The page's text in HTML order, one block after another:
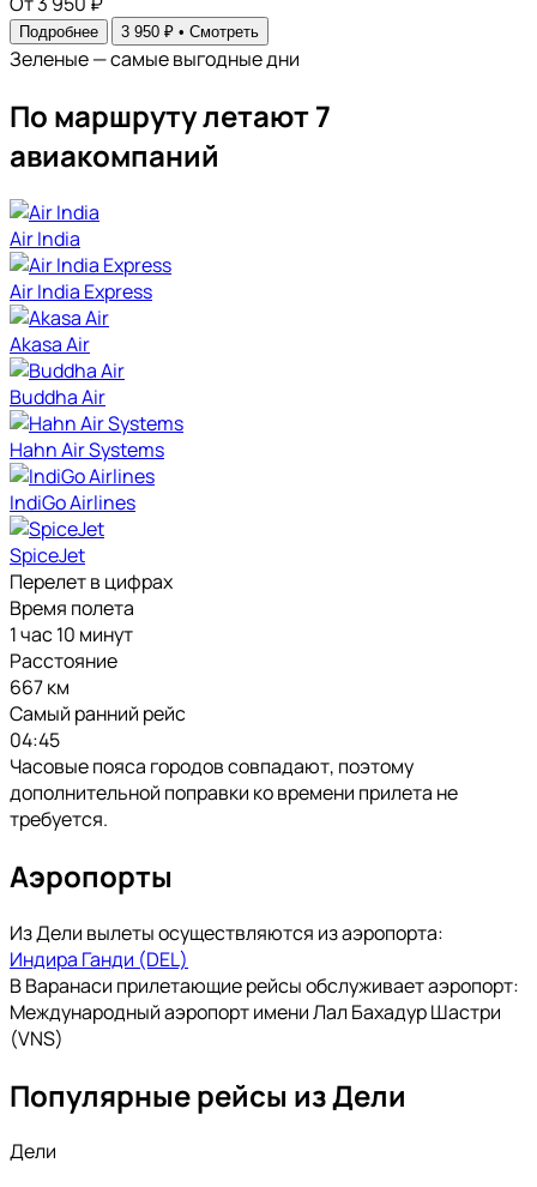
Подробнее 3 950 ₽ • Смотреть
Зеленые — самые выгодные дни
По маршруту летают 7
авиакомпаний
Air India
Air India Express
Akasa Air
Buddha Air
Hahn Air Systems
IndiGo Airlines
SpiceJet
Перелет в цифрах
Время полета
1 час 10 минут
Расстояние
667 км
Самый ранний рейс
04:45
Часовые пояса городов совпадают, поэтому
дополнительной поправки ко времени прилета не
требуется.
Аэропорты
Из Дели вылеты осуществляются из аэропорта:
Индира Ганди (DEL)
В Варанаси прилетающие рейсы обслуживает аэропорт:
Международный аэропорт имени Лал Бахадур Шастри
(VNS)
Популярные рейсы из Дели
Дели